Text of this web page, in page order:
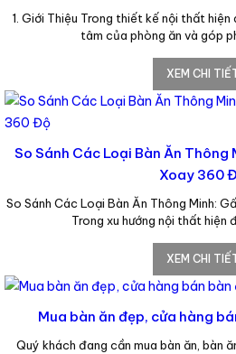
1. Giới Thiệu Trong thiết kế nội thất
tâm của phòng ăn và góp
XEM CHI
So Sánh Các Loại Bàn Ăn Thông
Xoay 360
So Sánh Các Loại Bàn Ăn Thông Minh:
Trong xu hướng nội thất hiện
XEM CHI
Mua bàn ăn đẹp, cửa hàng
Quý khách đang cần mua bàn ăn, bàn